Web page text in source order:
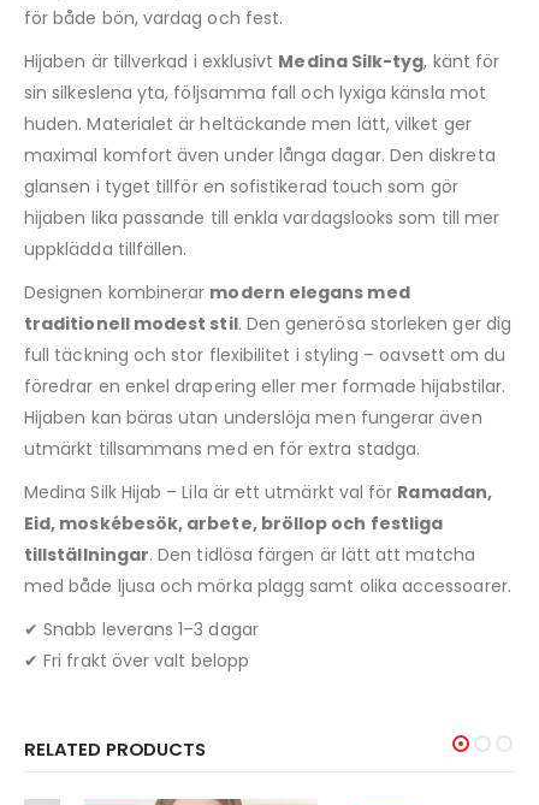
för både bön, vardag och fest.
Hijaben är tillverkad i exklusivt Medina Silk-tyg, känt för
sin silkeslena yta, följsamma fall och lyxiga känsla mot
huden. Materialet är heltäckande men lätt, vilket ger
maximal komfort även under långa dagar. Den diskreta
glansen i tyget tillför en sofistikerad touch som gör
hijaben lika passande till enkla vardagslooks som till mer
uppklädda tillfällen.
Designen kombinerar modern elegans med
traditionell modest stil. Den generösa storleken ger dig
full täckning och stor flexibilitet i styling – oavsett om du
föredrar en enkel drapering eller mer formade hijabstilar.
Hijaben kan bäras utan underslöja men fungerar även
utmärkt tillsammans med en för extra stadga.
Medina Silk Hijab – Lila är ett utmärkt val för Ramadan,
Eid, moskébesök, arbete, bröllop och festliga
tillställningar. Den tidlösa färgen är lätt att matcha
med både ljusa och mörka plagg samt olika accessoarer.
✔ Snabb leverans 1–3 dagar
✔ Fri frakt över valt belopp
RELATED PRODUCTS